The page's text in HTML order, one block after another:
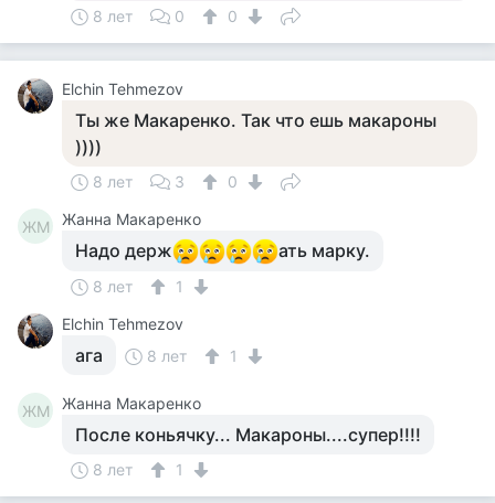
8 лет 0 0
Elchin Tehmezov
Ты же Макаренко. Так что ешь макароны
))))
8 лет 3 0
ЖМ Жанна Макаренко
Надо держ ать марку.
8 лет
1
Elchin Tehmezov
ага 8 лет 1
ЖМ Жанна Макаренко
После коньячку... Макароны....супер!!!!
8 лет 1